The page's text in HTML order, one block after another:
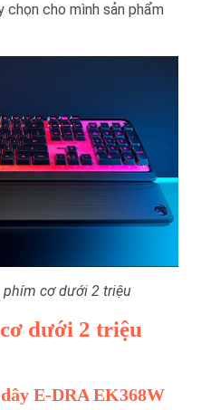
cho mình sản phẩm
phím cơ dưới 2 triệu
dưới 2 triệu
E-DRA EK368W